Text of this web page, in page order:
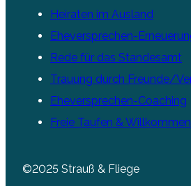
Heiraten im Ausland
Eheversprechen-
Rede für das Standesamt
Trauung durch Freunde/
Eheversprechen-Coaching
Freie Taufen &
©2025 Strauß & Fliege